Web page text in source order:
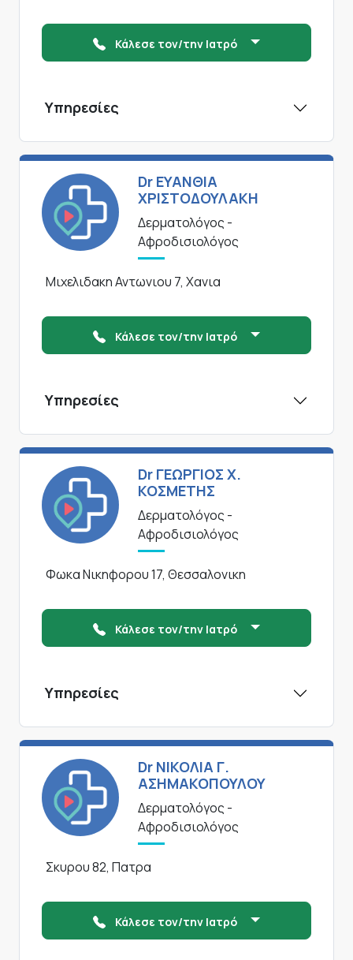
Κάλεσε τον/την Ιατρό
Υπηρεσίες
Dr ΕΥΑΝΘΙΑ
ΧΡΙΣΤΟΔΟΥΛΑΚΗ
Δερματολόγος -
Αφροδισιολόγος
Μιχελιδακη Αντωνιου 7, Χανια
Κάλεσε τον/την Ιατρό
Υπηρεσίες
Dr ΓΕΩΡΓΙΟΣ Χ.
ΚΟΣΜΕΤΗΣ
Δερματολόγος -
Αφροδισιολόγος
Φωκα Νικηφορου 17, Θεσσαλονικη
Κάλεσε τον/την Ιατρό
Υπηρεσίες
Dr ΝΙΚΟΛΙΑ Γ.
ΑΣΗΜΑΚΟΠΟΥΛΟΥ
Δερματολόγος -
Αφροδισιολόγος
Σκυρου 82, Πατρα
Κάλεσε τον/την Ιατρό